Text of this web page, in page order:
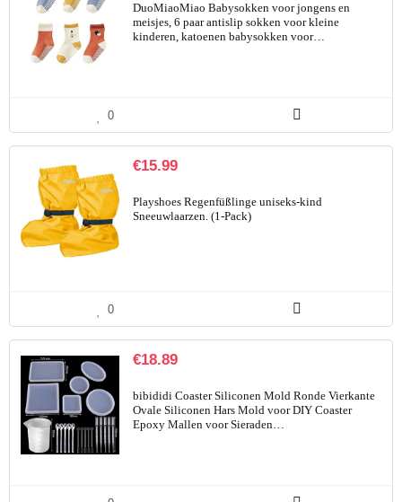
DuoMiaoMiao Babysokken voor jongens en
meisjes, 6 paar antislip sokken voor kleine
kinderen, katoenen babysokken voor…
0
€15.99
Playshoes Regenfüßlinge uniseks-kind
Sneeuwlaarzen. (1-Pack)
0
€18.89
bibididi Coaster Siliconen Mold Ronde Vierkante
Ovale Siliconen Hars Mold voor DIY Coaster
Epoxy Mallen voor Sieraden…